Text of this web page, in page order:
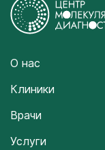
О нас
Клиники
Врачи
Услуги